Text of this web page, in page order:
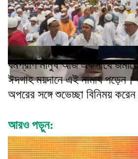
ধর্মপ্রাণ মানুষ আজ একসাথে
ঈদগাহ ময়দানে এই নামায
অপরের সঙ্গে শুভেচ্ছা বিনিময়
আরও পড়ুন: